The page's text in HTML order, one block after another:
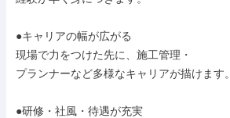
●キャリアの幅が広がる
現場で力をつけた先に、施工管理・
プランナーなど多様なキャリアが描けます。
●研修・社風・待遇が充実